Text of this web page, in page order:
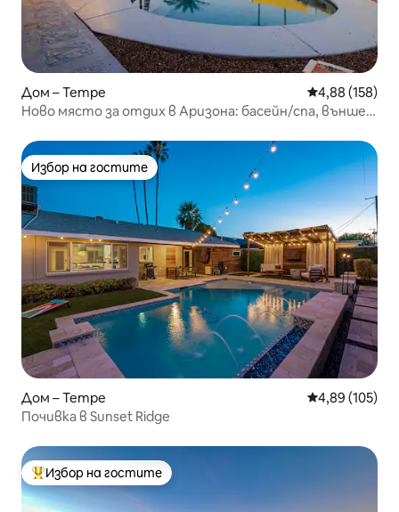
Дом – Tempe Средна
4,88 (158)
Ново място за отдих в Аризона: басейн/спа, външен
Избор на гостите
Избор на гостите
Дом – Tempe Средна
4,89 (105)
Почивка в Sunset Ridge
Най-популярен избор на гостите
Избор на гостите